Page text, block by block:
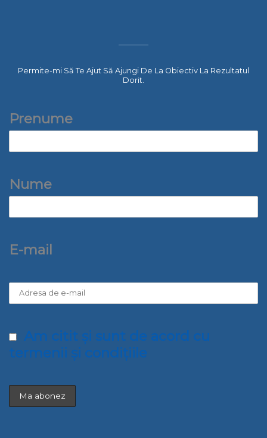
Permite-mi Să Te Ajut Să Ajungi De La Obiectiv La Rezultatul
Dorit.
Prenume
Nume
E-mail
Am citit și sunt de acord cu
termenii și condițiile